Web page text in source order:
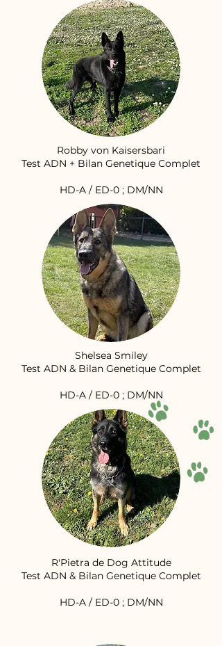
Robby von Kaisersbari
Test ADN + Bilan Genetique Complet
HD-A / ED-0 ; DM/NN
Shelsea Smiley
Test ADN & Bilan Genetique Complet
HD-A / ED-0 ; DM/NN
R'Pietra de Dog Attitude
Test ADN & Bilan Genetique Complet
HD-A / ED-0 ; DM/NN